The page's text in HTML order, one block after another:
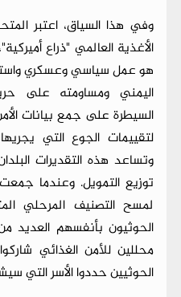
وفي هذا السياق، اعتبر
الأغذية العالمي "ذراع
هو عمل سياسي وعسكري
اليمني ومساومته على
السيطرة على جمع بيانات
لتقييمات الجوع التي
وتساعد هذه التقديرات
توزيع التمويل. وعندما
الحوثيون بأنفسهم العديد
محللين للأمن الغذائي
الحوثيين حددوا الأسر التي